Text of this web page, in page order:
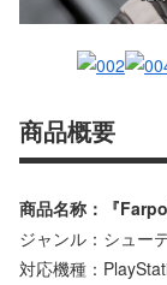
商品概要
商品名称：『
ジャンル：シュー
対応機種：